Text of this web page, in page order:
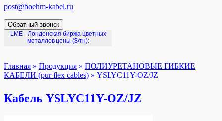
post@boehm-kabel.ru
Обратный звонок
LME - Лондонская биржа цветных
металлов цены ($/тн):
Главная » Продукция » ПОЛИУРЕТАНОВЫЕ ГИБКИЕ
КАБЕЛИ (pur flex cables) » YSLYC11Y-OZ/JZ
Кабель YSLYC11Y-OZ/JZ